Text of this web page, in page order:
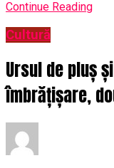
Continue Reading
Cultură
Ursul de pluș
îmbrățișare,